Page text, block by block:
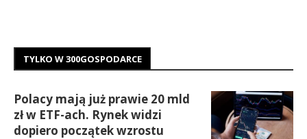
TYLKO W 300GOSPODARCE
Polacy mają już prawie 20 mld
zł w ETF-ach. Rynek widzi
dopiero początek wzrostu